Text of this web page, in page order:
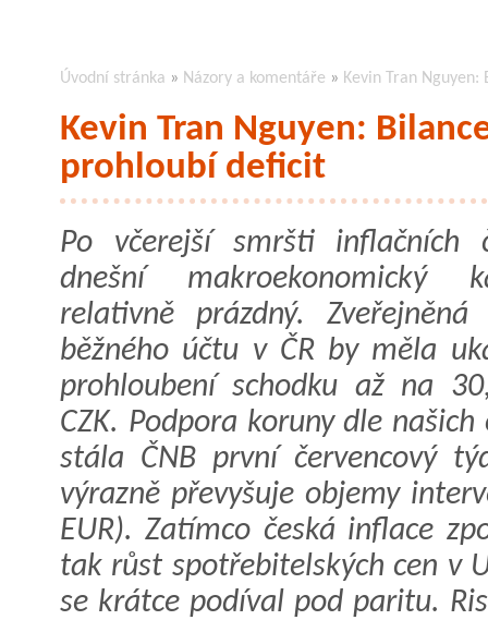
Úvodní stránka » Názory a komentáře » Kevin Tran
Kevin Tran Nguyen:
prohloubí deficit
Po včerejší smršti inflačních
dnešní makroekonomický
relativně prázdný. Zveřejněná
běžného účtu v ČR by měla
prohloubení schodku až na
CZK. Podpora koruny dle našich
stála ČNB první červencový
výrazně převyšuje objemy
EUR). Zatímco česká inflace
tak růst spotřebitelských cen v
se krátce podíval pod paritu.